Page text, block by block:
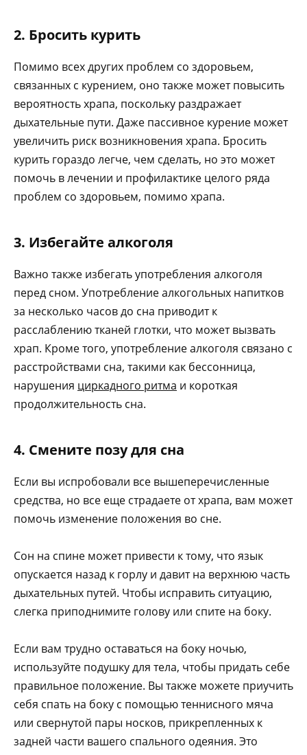
2. Бросить курить
Помимо всех других проблем со здоровьем,
связанных с курением, оно также может повысить
вероятность храпа, поскольку раздражает
дыхательные пути. Даже пассивное курение может
увеличить риск возникновения храпа. Бросить
курить гораздо легче, чем сделать, но это может
помочь в лечении и профилактике целого ряда
проблем со здоровьем, помимо храпа.
3. Избегайте алкоголя
Важно также избегать употребления алкоголя
перед сном. Употребление алкогольных напитков
за несколько часов до сна приводит к
расслаблению тканей глотки, что может вызвать
храп. Кроме того, употребление алкоголя связано с
расстройствами сна, такими как бессонница,
нарушения циркадного ритма и короткая
продолжительность сна.
4. Смените позу для сна
Если вы испробовали все вышеперечисленные
средства, но все еще страдаете от храпа, вам может
помочь изменение положения во сне.
Сон на спине может привести к тому, что язык
опускается назад к горлу и давит на верхнюю часть
дыхательных путей. Чтобы исправить ситуацию,
слегка приподнимите голову или спите на боку.
Если вам трудно оставаться на боку ночью,
используйте подушку для тела, чтобы придать себе
правильное положение. Вы также можете приучить
себя спать на боку с помощью теннисного мяча
или свернутой пары носков, прикрепленных к
задней части вашего спального одеяния. Это